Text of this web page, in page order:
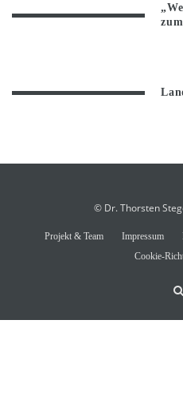
© Dr. Thorsten
Projekt & Team Impressum
Cookie-